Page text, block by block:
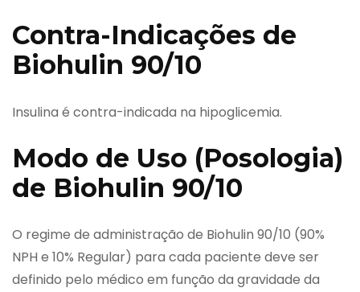
Contra-Indicações de
Biohulin 90/10
Insulina é contra-indicada na hipoglicemia.
Modo de Uso (Posologia)
de Biohulin 90/10
O regime de administração de Biohulin 90/10 (90%
NPH e 10% Regular) para cada paciente deve ser
definido pelo médico em função da gravidade da